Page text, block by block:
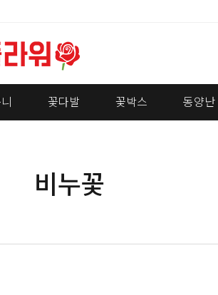
꽃다발 꽃박스 동양난
비누꽃